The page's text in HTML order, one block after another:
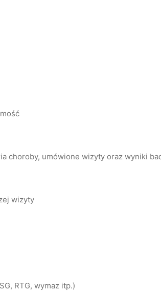
choroby, umówione wizyty oraz wyniki
wizyty
RTG, wymaz itp.)